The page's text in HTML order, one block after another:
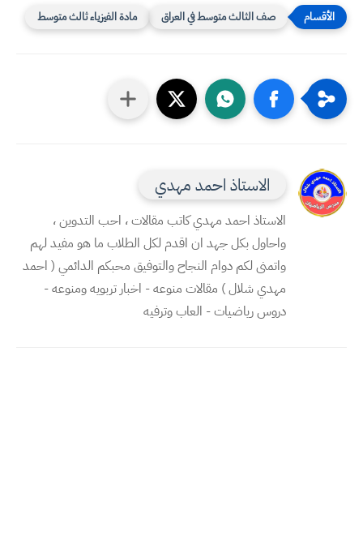
صف الثالث متوسط في العراق مادة الفيزياء ثالث متوسط
الاستاذ احمد مهدي
الاستاذ احمد مهدي كاتب مقالات ، احب التدوين ،
واحاول بكل جهد ان اقدم لكل الطلاب ما هو مفيد لهم
واتمنى لكم دوام النجاح والتوفيق محبكم الدائمي ( احمد
مهدي شلال ) مقالات منوعه - اخبار تربويه ومنوعه -
دروس رياضيات - العاب وترفيه